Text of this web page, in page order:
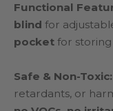
Functional
blind for
pocket for storing
Safe & Non-Toxic:
retardants, or